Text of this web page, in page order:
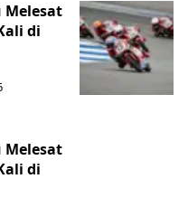
Melesat
di
Melesat
di